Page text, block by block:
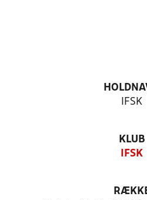
IFSK
KLUB
IFSK